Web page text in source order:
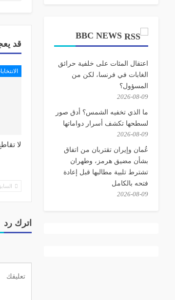
قد
لا
اترك رد
BBC NEWS
اعتقال المئات على خلفية حرائق
الغابات في فرنسا، لكن من
المسؤول؟
2026-08-09
ما الذي تخفيه الشمس؟ أدق صور
لسطحها تكشف أسرار دواماتها
2026-08-09
عُمان وإيران تقتربان من اتفاق
بشأن مضيق هرمز، وطهران
تشترط تلبية مطالبها قبل إعادة
فتحه بالكامل
2026-08-09